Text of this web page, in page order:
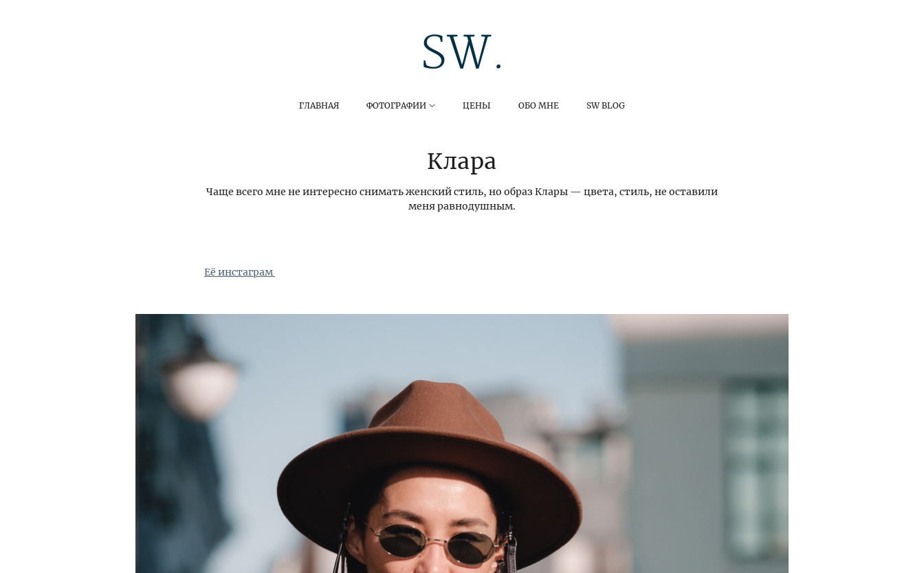
ГЛАВНАЯ ФОТОГРАФИИ ЦЕНЫ ОБО МНЕ SW BLOG
Клара
Чаще всего мне не интересно снимать женский стиль, но образ Клары — цвета, стиль, не оставили
меня равнодушным.
Её инстаграм